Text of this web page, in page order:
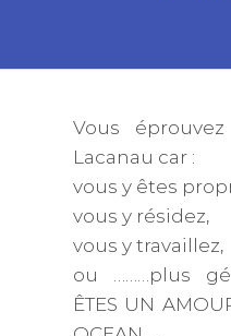
Vous
Lacanau car :
vous y êtes
vous y résidez,
vous y travaillez,
ou ………plus
ÊTES UN